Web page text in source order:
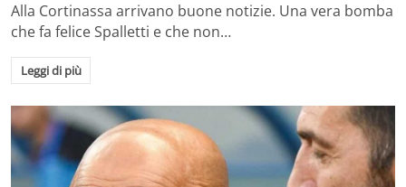
Alla Cortinassa arrivano buone notizie. Una vera bomba
che fa felice Spalletti e che non…
Leggi di più